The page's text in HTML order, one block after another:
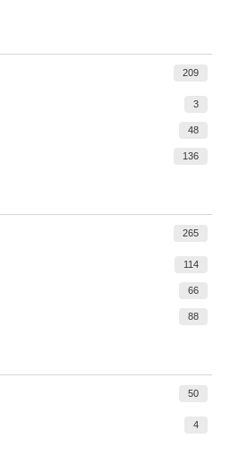
209
3
48
136
265
114
66
88
50
4